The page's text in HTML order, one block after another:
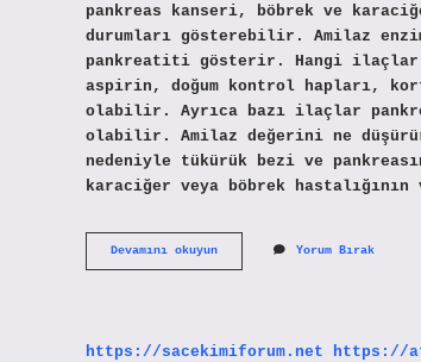
pankreas kanseri, böbrek ve
durumları gösterebilir. Amilaz
pankreatiti gösterir. Hangi ilaçlar
aspirin, doğum kontrol hapları,
olabilir. Ayrıca bazı ilaçlar
olabilir. Amilaz değerini ne
nedeniyle tükürük bezi ve
karaciğer veya böbrek
Devamını okuyunAmilaz
Yüksekliği
Yorum Bırak
https://sacekimiforum.net https://